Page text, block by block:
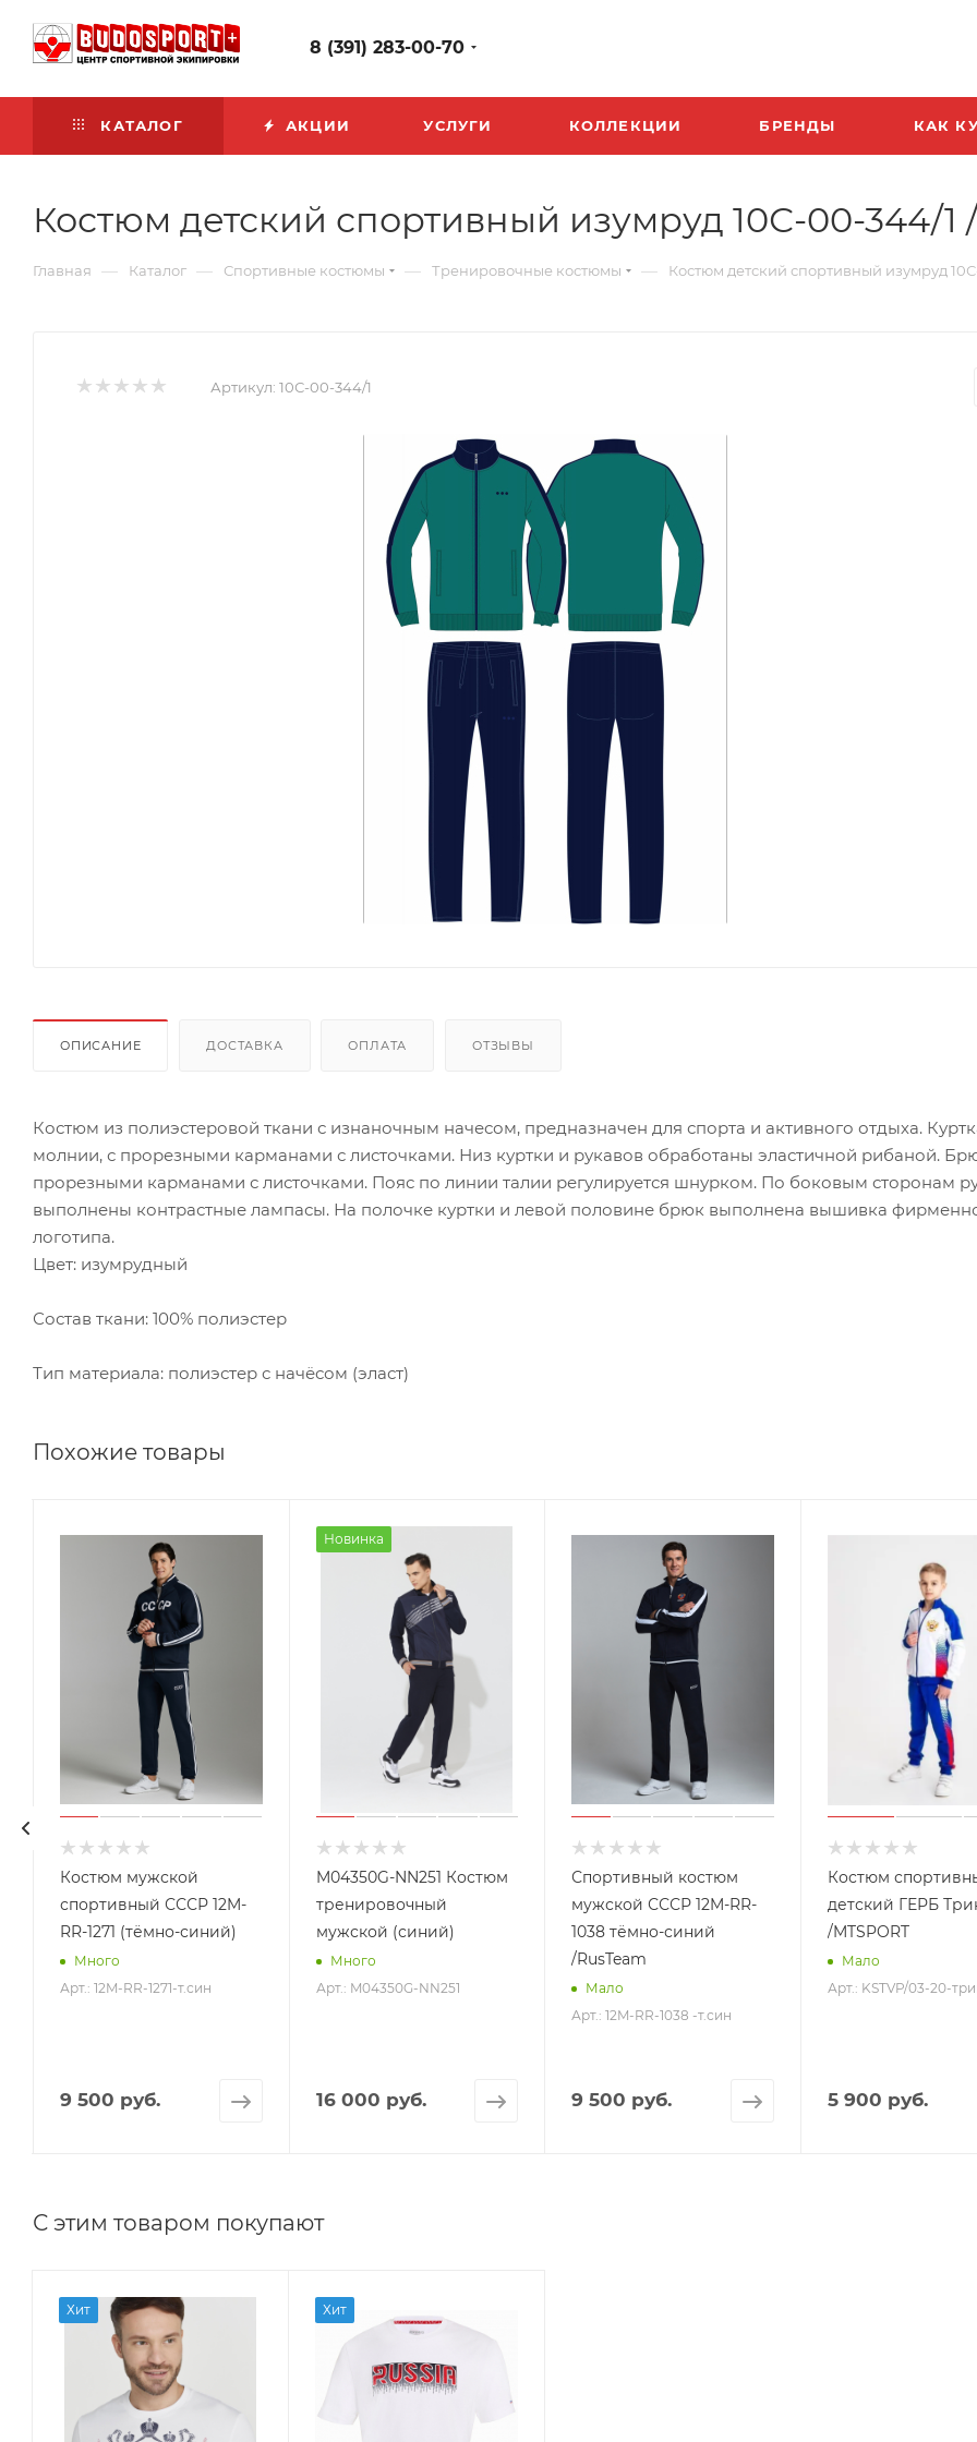
8 (391) 283-00-70
КАТАЛОГ АКЦИИ УСЛУГИ КОЛЛЕКЦИИ БРЕНДЫ КАК
Костюм детский спортивный изумруд 10С-00-344/1
Главная — Каталог — Спортивные костюмы — Тренировочные костюмы — Костюм детский спортивный изумруд
Артикул: 10С-00-344/1
ОПИСАНИЕ ДОСТАВКА ОПЛАТА ОТЗЫВЫ
Костюм из полиэстеровой ткани с изнаночным начесом, предназначен для спорта и активного отдыха.
молнии, с прорезными карманами с листочками. Низ куртки и рукавов обработаны эластичной рибаной.
прорезными карманами с листочками. Пояс по линии талии регулируется шнурком. По боковым сторонам
выполнены контрастные лампасы. На полочке куртки и левой половине брюк выполнена вышивка
логотипа.
Цвет: изумрудный
Состав ткани: 100% полиэстер
Тип материала: полиэстер с начёсом (эласт)
Похожие товары
Костюм мужской
спортивный СССР 12M-
RR-1271 (тёмно-синий)
Много
Арт.: 12M-RR-1271-т.син
9 500 руб.
Новинка
M04350G-NN251 Костюм
тренировочный
мужской (синий)
Много
Арт.: M04350G-NN251
16 000 руб.
Спортивный костюм
мужской СССР 12M-RR-
1038 тёмно-синий
/RusTeam
Мало
Арт.: 12M-RR-1038 -т.син
9 500 руб.
Костюм
детский ГЕРБ
/MTSPORT
Мало
Арт.: KSTVP/03-20-
5 900 руб.
С этим товаром покупают
Хит Хит